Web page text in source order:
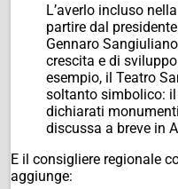
L’averlo incluso
partire dal
Gennaro
crescita e di
esempio, il Teatro
soltanto simbolico:
dichiarati
discussa a breve in
E il consigliere regionale
aggiunge: